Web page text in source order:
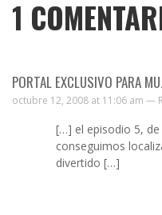
1
PORTAL EXCLUSIVO PARA
octubre 12, 2008 at 11:06 am —
[…] el episodio 5,
conseguimos
divertido […]